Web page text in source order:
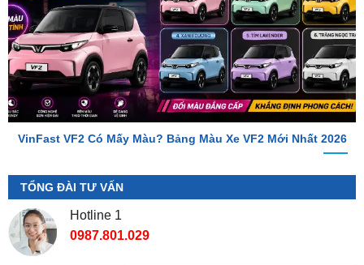
VinFast VF2 Có Mấy Màu? Bảng Màu Xe VF2 Mới Nhất 2026
TỔNG ĐÀI TƯ VẤN
Hotline 1
0987.801.029